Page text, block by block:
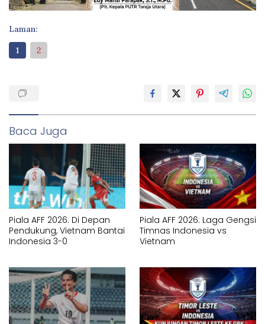
Laman:
1
2
Baca Juga
Piala AFF 2026: Di Depan
Pendukung, Vietnam Bantai
Indonesia 3-0
Piala AFF 2026: Laga Gengsi
Timnas Indonesia vs
Vietnam